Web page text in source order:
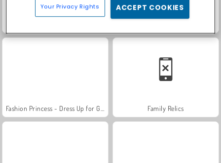
Family Relics
Your Privacy Rights ACCEPT COOKIES